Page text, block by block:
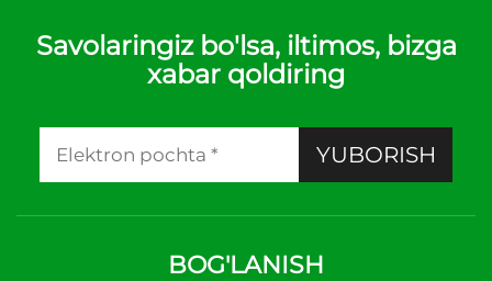
Savolaringiz bo'lsa, iltimos, bizga
xabar qoldiring
YUBORISH
BOG'LANISH